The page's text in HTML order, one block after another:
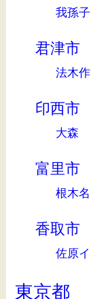
我孫子
君津市
法木作
印西市
大森
富里市
根木名
香取市
佐原イ
東京都